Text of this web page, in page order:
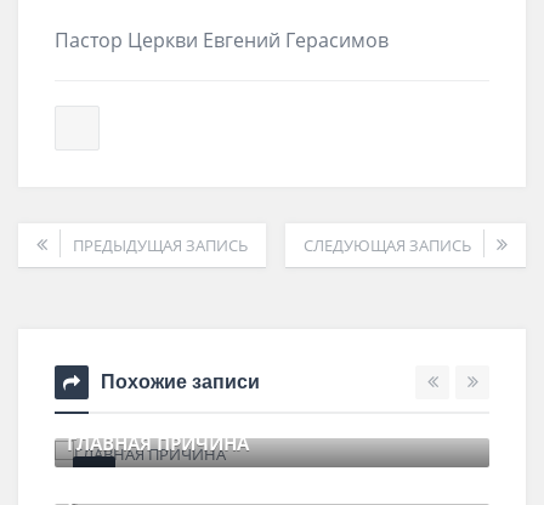
Пастор Церкви Евгений Герасимов
ПРЕДЫДУЩАЯ ЗАПИСЬ СЛЕДУЮЩАЯ ЗАПИСЬ
Похожие записи
ГЛАВНАЯ ПРИЧИНА